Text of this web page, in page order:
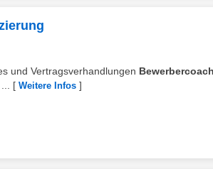
und Vertragsverhandlungen
[ Weitere Infos ]